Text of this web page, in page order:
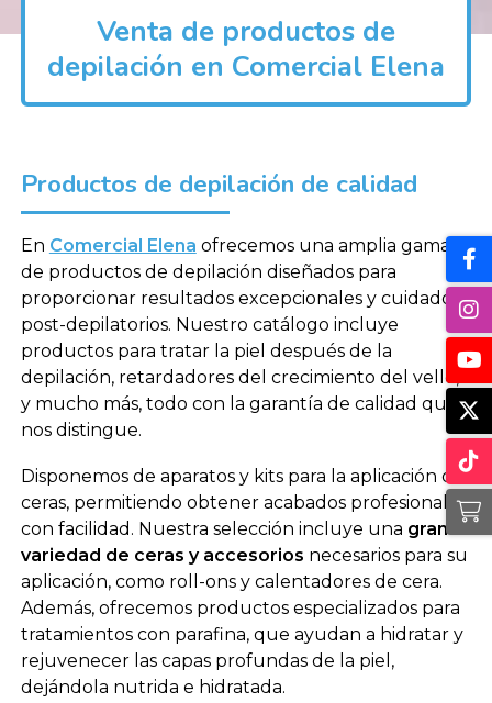
Venta de productos de
depilación en Comercial Elena
Productos de depilación de calidad
En Comercial Elena ofrecemos una amplia gama
de productos de depilación diseñados para
proporcionar resultados excepcionales y cuidados
post-depilatorios. Nuestro catálogo incluye
productos para tratar la piel después de la
depilación, retardadores del crecimiento del vello,
y mucho más, todo con la garantía de calidad que
nos distingue.
Disponemos de aparatos y kits para la aplicación de
ceras, permitiendo obtener acabados profesionales
con facilidad. Nuestra selección incluye una gran
variedad de ceras y accesorios necesarios para su
aplicación, como roll-ons y calentadores de cera.
Además, ofrecemos productos especializados para
tratamientos con parafina, que ayudan a hidratar y
rejuvenecer las capas profundas de la piel,
dejándola nutrida e hidratada.